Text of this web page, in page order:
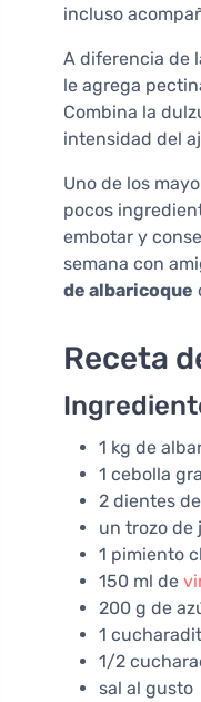
incluso
A diferencia de
le agrega
Combina la
intensidad del
Uno de los
pocos
embotar y
semana con
de albaricoque
Receta
1 kg de
1 cebolla
2 dientes
un trozo de
1 pimiento
150 ml de
200 g de
1
1/2
sal al gusto